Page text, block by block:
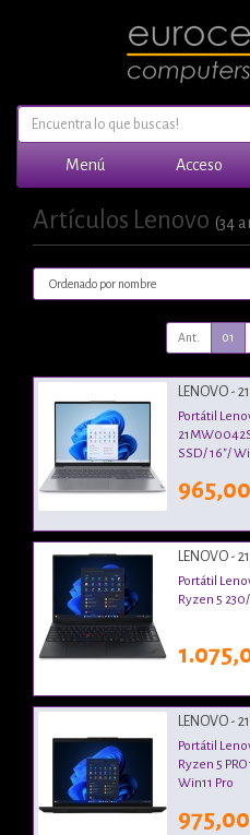
Menú Acceso
Artículos Lenovo (34
Ant. 01
LENOVO -
Portátil
SSD/ 16"/
LENOVO -
Portátil
Ryzen 5
LENOVO -
Portátil
Ryzen 5
Win11 Pro